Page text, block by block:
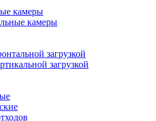
камеры
камеры
загрузкой
загрузкой